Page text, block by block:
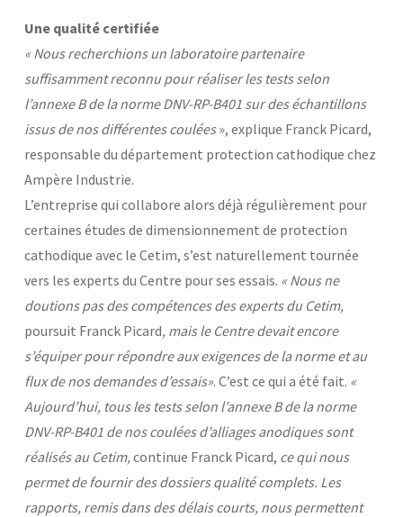
Avis d'achat
Une qualité certifiée
« Nous recherchions un laboratoire partenaire
suffisamment reconnu pour réaliser les tests selon
l’annexe B de la norme DNV-RP-B401 sur des échantillons
issus de nos différentes coulées», explique Franck Picard,
responsable du département protection cathodique chez
Ampère Industrie.
L’entreprise qui collabore alors déjà régulièrement pour
certaines études de dimensionnement de protection
cathodique avec le Cetim, s’est naturellement tournée
vers les experts du Centre pour ses essais. « Nous ne
doutions pas des compétences des experts du Cetim,
poursuit Franck Picard, mais le Centre devait encore
s’équiper pour répondre aux exigences de la norme et au
flux de nos demandes d’essais». C’est ce qui a été fait. «
Aujourd’hui, tous les tests selon l’annexe B de la norme
DNV-RP-B401 de nos coulées d’alliages anodiques sont
réalisés au Cetim, continue Franck Picard, ce qui nous
permet de fournir des dossiers qualité complets. Les
rapports, remis dans des délais courts, nous permettent